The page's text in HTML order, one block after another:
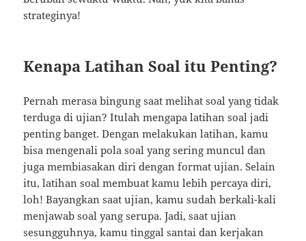
strateginya!
Kenapa Latihan Soal itu Penting?
Pernah merasa bingung saat melihat soal yang tidak
terduga di ujian? Itulah mengapa latihan soal jadi
penting banget. Dengan melakukan latihan, kamu
bisa mengenali pola soal yang sering muncul dan
juga membiasakan diri dengan format ujian. Selain
itu, latihan soal membuat kamu lebih percaya diri,
loh! Bayangkan saat ujian, kamu sudah berkali-kali
menjawab soal yang serupa. Jadi, saat ujian
sesungguhnya, kamu tinggal santai dan kerjakan